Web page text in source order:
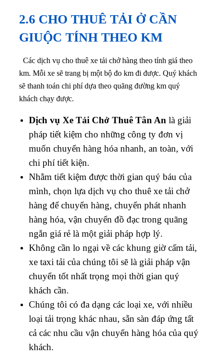
2.6 CHO THUÊ TẢI Ở CẦN
GIUỘC TÍNH THEO KM
Các dịch vụ cho thuê xe tải chở hàng theo tính giá theo
km. Mỗi xe sẽ trang bị một bộ đo km đi được. Quý khách
sẽ thanh toán chi phí dựa theo quãng đường km quý
khách chạy được.
Dịch vụ Xe Tải Chở Thuê Tân An là giải
pháp tiết kiệm cho những công ty đơn vị
muốn chuyển hàng hóa nhanh, an toàn, với
chi phí tiết kiện.
Nhằm tiết kiệm được thời gian quý báu của
mình, chọn lựa dịch vụ cho thuê xe tải chở
hàng để chuyển hàng, chuyển phát nhanh
hàng hóa, vận chuyển đồ đạc trong quãng
ngắn giá rẻ là một giải pháp hợp lý.
Không cần lo ngại về các khung giờ cấm tải,
xe taxi tải của chúng tôi sẽ là giải pháp vận
chuyển tốt nhất trọng mọi thời gian quý
khách cần.
Chúng tôi có đa dạng các loại xe, với nhiều
loại tải trọng khác nhau, sẵn sàn đáp ứng tất
cả các nhu cầu vận chuyển hàng hóa của quý
khách.